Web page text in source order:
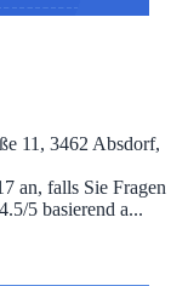
11, 3462 Absdorf,
an, falls Sie Fragen
5 basierend a...